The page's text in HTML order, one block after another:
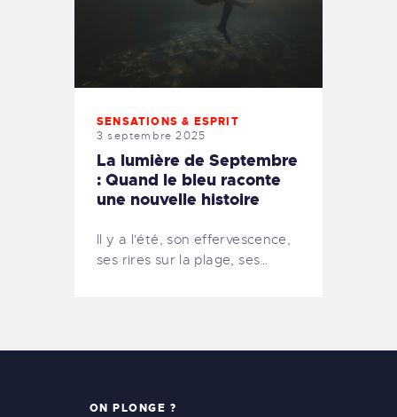
+33 (6) 95 50 18 95
SENSATIONS & ESPRIT
3 septembre 2025
La lumière de Septembre
: Quand le bleu raconte
une nouvelle histoire
Il y a l'été, son effervescence,
ses rires sur la plage, ses…
ON PLONGE ?